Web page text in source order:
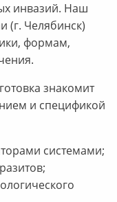
инвазий. Наш
(г. Челябинск)
формам,
знакомит
и спецификой
системами;